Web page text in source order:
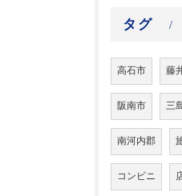
タグ
高石市 藤
阪南市 三
南河内郡
コンビニ